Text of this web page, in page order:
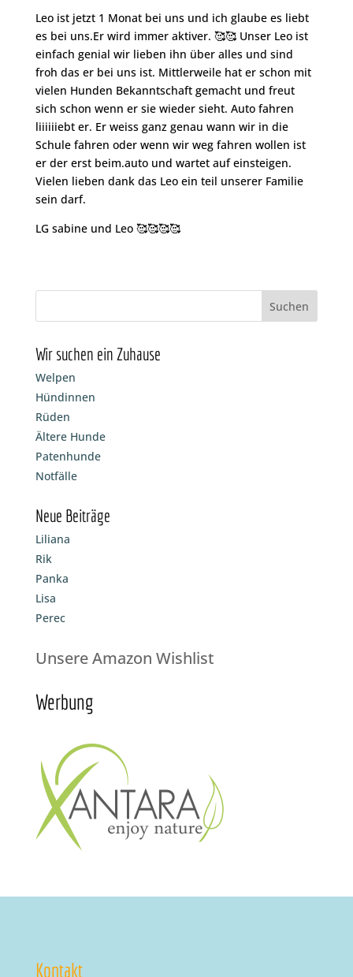
Leo ist jetzt 1 Monat bei uns und ich glaube es liebt
es bei uns.Er wird immer aktiver. 🥰🥰 Unser Leo ist
einfach genial wir lieben ihn über alles und sind
froh das er bei uns ist. Mittlerweile hat er schon mit
vielen Hunden Bekanntschaft gemacht und freut
sich schon wenn er sie wieder sieht. Auto fahren
liiiiiiebt er. Er weiss ganz genau wann wir in die
Schule fahren oder wenn wir weg fahren wollen ist
er der erst beim.auto und wartet auf einsteigen.
Vielen lieben dank das Leo ein teil unserer Familie
sein darf.
LG sabine und Leo 🥰🥰🥰🥰
Wir suchen ein Zuhause
Welpen
Hündinnen
Rüden
Ältere Hunde
Patenhunde
Notfälle
Neue Beiträge
Liliana
Rik
Panka
Lisa
Perec
Unsere Amazon Wishlist
Werbung
Kontakt